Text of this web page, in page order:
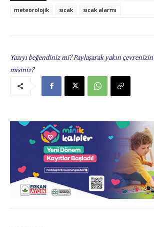
meteorolojik
sıcak sıcak alarmı
Yazıyı beğendiniz mi? Paylaşarak yakın
misiniz?